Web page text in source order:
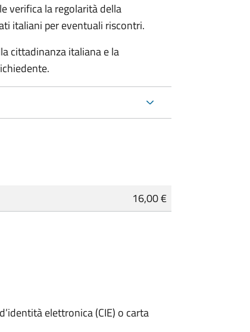
verifica la regolarità della
italiani per eventuali riscontri.
cittadinanza italiana e la
16,00 €
elettronica (CIE) o carta